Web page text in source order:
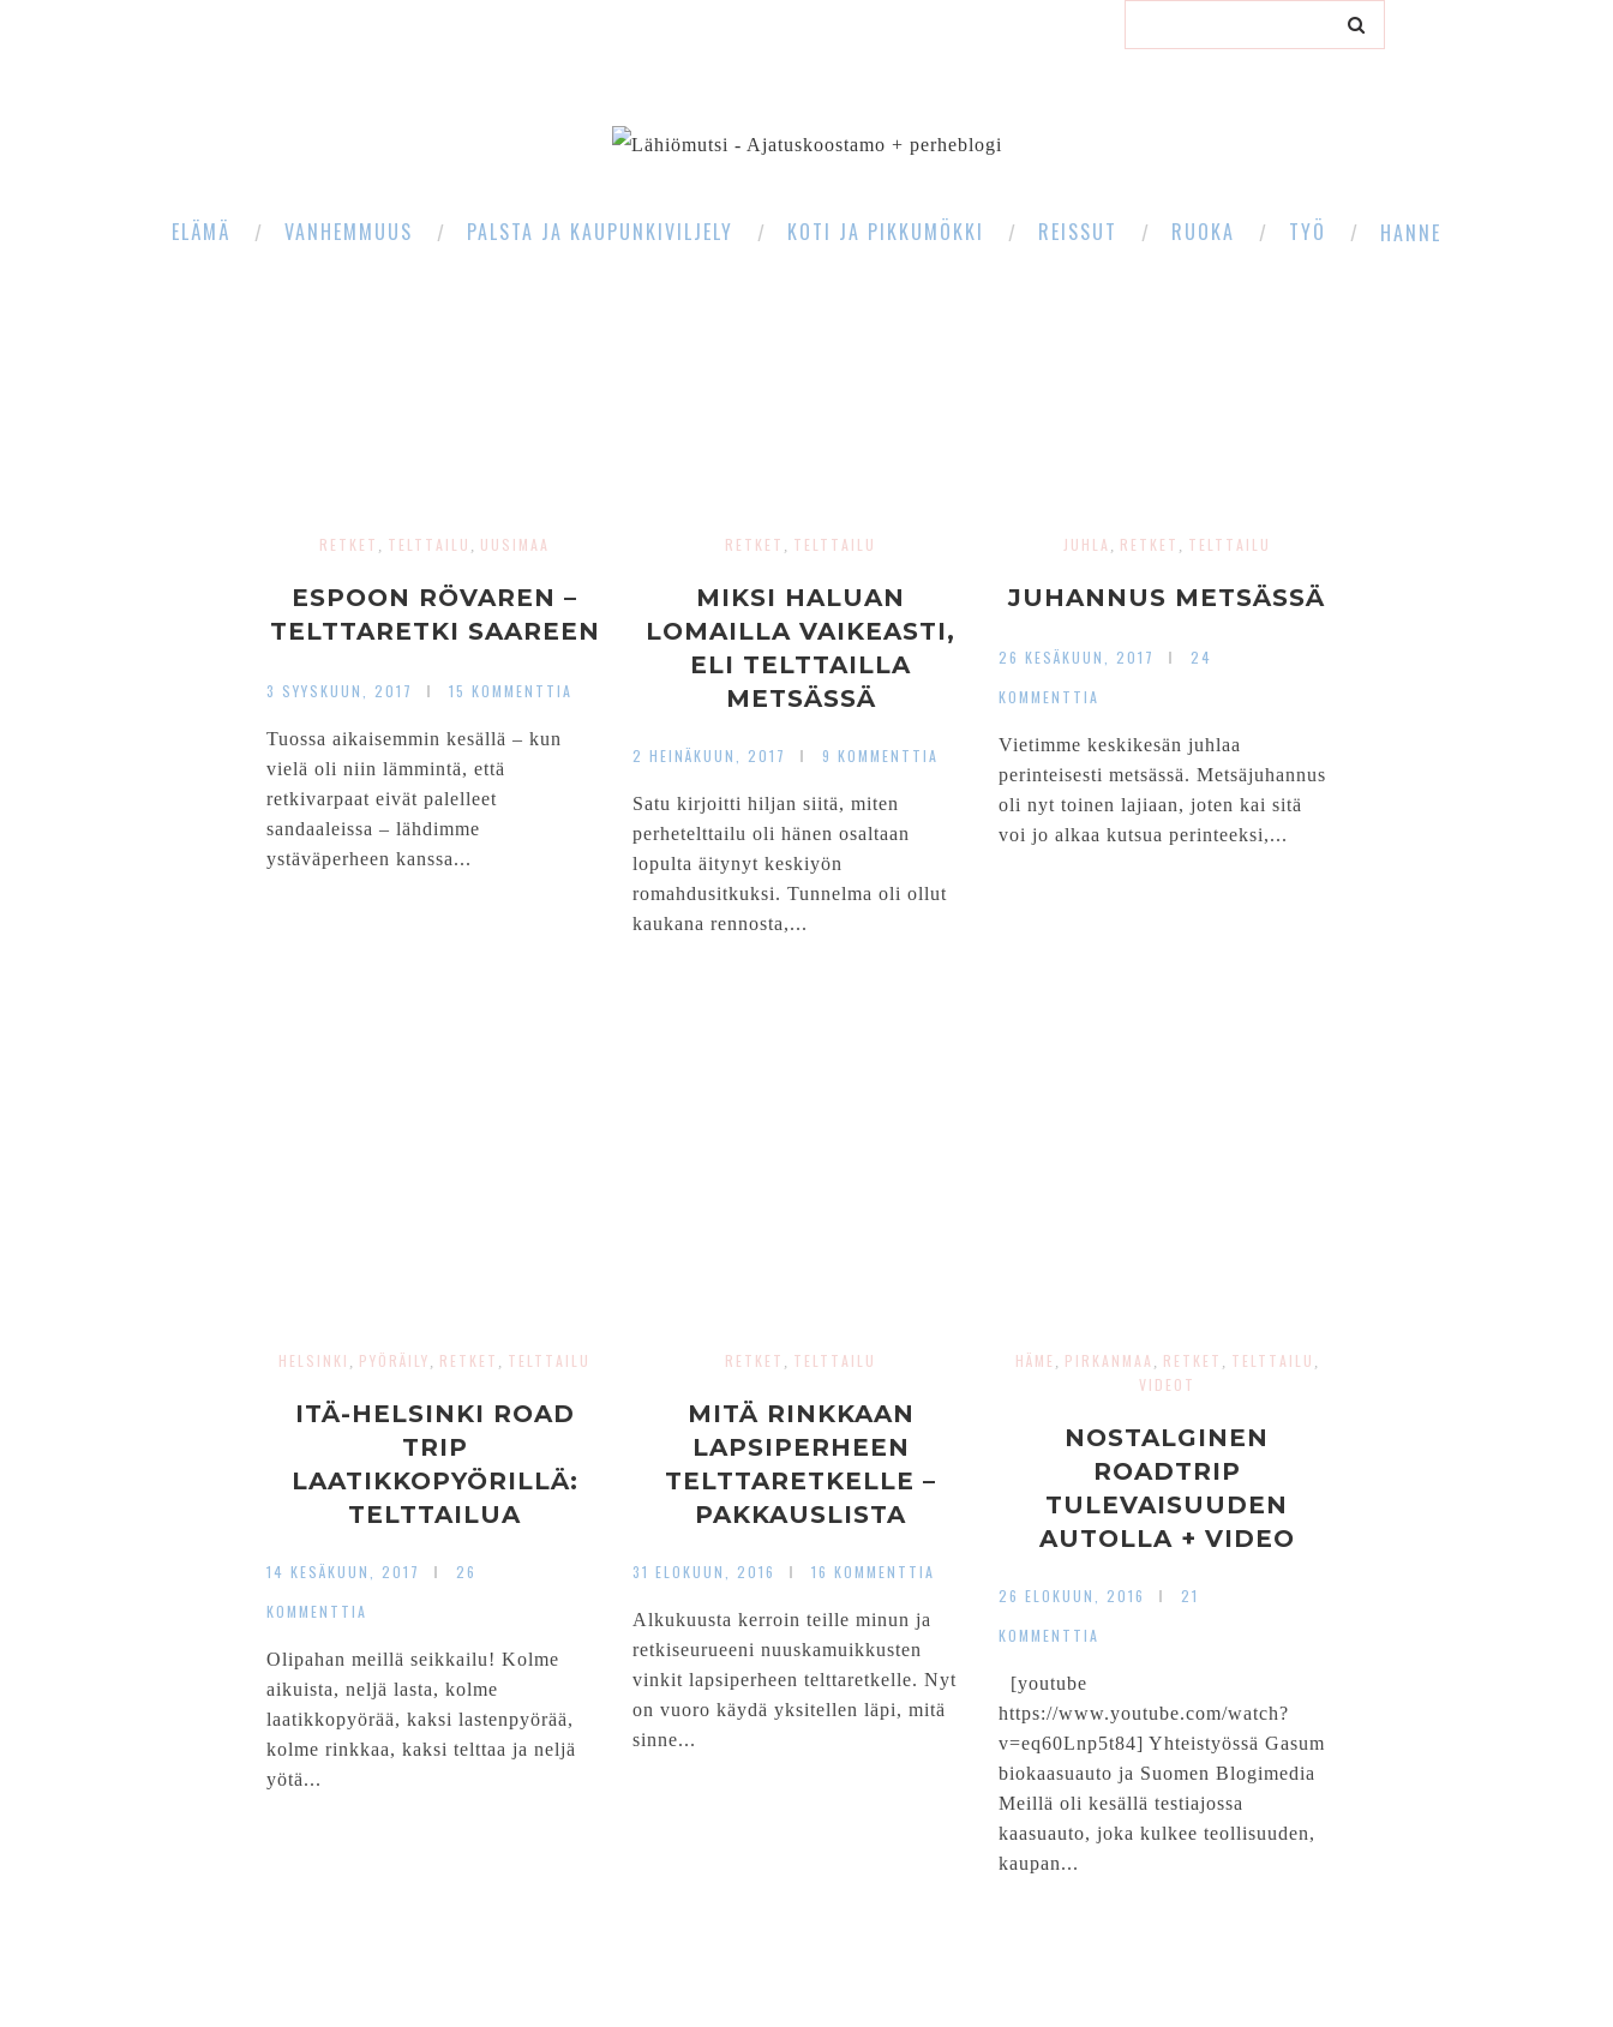
ELÄMÄ VANHEMMUUS PALSTA JA KAUPUNKIVILJELY KOTI JA PIKKUMÖKKI REISSUT RUOKA TYÖ HANNE
RETKET , TELTTAILU , UUSIMAA
ESPOON RÖVAREN –
TELTTARETKI SAAREEN
3 SYYSKUUN, 2017 15 KOMMENTTIA
Tuossa aikaisemmin kesällä – kun
vielä oli niin lämmintä, että
retkivarpaat eivät palelleet
sandaaleissa – lähdimme
ystäväperheen kanssa...
RETKET , TELTTAILU
MIKSI HALUAN
LOMAILLA VAIKEASTI,
ELI TELTTAILLA
METSÄSSÄ
2 HEINÄKUUN, 2017 9 KOMMENTTIA
Satu kirjoitti hiljan siitä, miten
perhetelttailu oli hänen osaltaan
lopulta äitynyt keskiyön
romahdusitkuksi. Tunnelma oli ollut
kaukana rennosta,...
JUHLA , RETKET , TELTTAILU
JUHANNUS METSÄSSÄ
26 KESÄKUUN, 2017
24
KOMMENTTIA
Vietimme keskikesän juhlaa
perinteisesti metsässä. Metsäjuhannus
oli nyt toinen lajiaan, joten kai sitä
voi jo alkaa kutsua perinteeksi,...
HELSINKI , PYÖRÄILY , RETKET , TELTTAILU
ITÄ-HELSINKI ROAD
TRIP
LAATIKKOPYÖRILLÄ:
TELTTAILUA
14 KESÄKUUN, 2017
26
KOMMENTTIA
Olipahan meillä seikkailu! Kolme
aikuista, neljä lasta, kolme
laatikkopyörää, kaksi lastenpyörää,
kolme rinkkaa, kaksi telttaa ja neljä
yötä...
RETKET , TELTTAILU
MITÄ RINKKAAN
LAPSIPERHEEN
TELTTARETKELLE –
PAKKAUSLISTA
31 ELOKUUN, 2016 16 KOMMENTTIA
Alkukuusta kerroin teille minun ja
retkiseurueeni nuuskamuikkusten
vinkit lapsiperheen telttaretkelle. Nyt
on vuoro käydä yksitellen läpi, mitä
sinne...
HÄME , PIRKANMAA , RETKET , TELTTAILU ,
VIDEOT
NOSTALGINEN
ROADTRIP
TULEVAISUUDEN
AUTOLLA + VIDEO
26 ELOKUUN, 2016
21
KOMMENTTIA
[youtube
https://www.youtube.com/watch?
v=eq60Lnp5t84] Yhteistyössä Gasum
biokaasuauto ja Suomen Blogimedia
Meillä oli kesällä testiajossa
kaasuauto, joka kulkee teollisuuden,
kaupan...